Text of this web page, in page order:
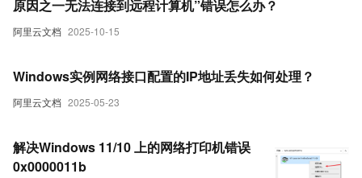
阿里云文档 2025-10-15
原因之一无法连接到远程计算机”错误怎么办？
阿里云文档 2025-05-23
Windows实例网络接口配置的IP地址丢失如何处理？
解决Windows 11/10 上的网络打印机错误
0x0000011b